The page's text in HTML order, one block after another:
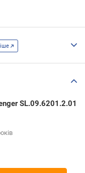
SL.09.6201.2.01